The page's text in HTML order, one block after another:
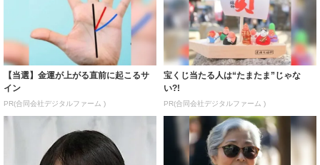
【当選】金運が上がる直前に起こるサ
イン
PR(合同会社デジタルファーム )
宝くじ当たる人は“たまたま”じゃな
い?!
PR(合同会社デジタルファーム )